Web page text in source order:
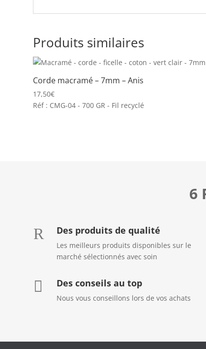
Produits similaires
Corde macramé – 7mm – Anis
17,50€
Réf : CMG-04 - 700 GR - Fil recyclé
6
R Des produits de qualité
Les meilleurs produits disponibles sur le
marché sélectionnés avec soin
 Des conseils au top
Nous vous conseillons lors de vos achats